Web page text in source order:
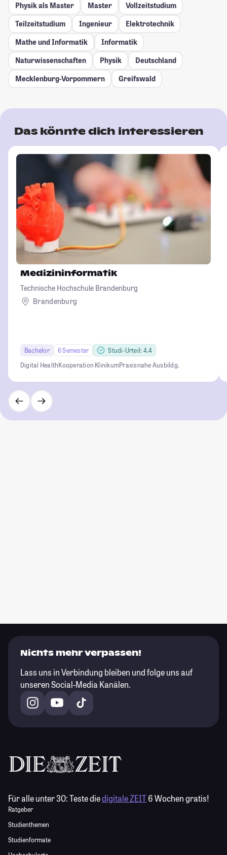
Physik als Master
Master
Vollzeitstudium
Teilzeitstudium
Ingenieur
Elektrotechnik
Mathe und Informatik
Informatik
Naturwissenschaften
Physik
Deutschland
Mecklenburg-Vorpommern
Greifswald
Das könnte dich interessieren
Medizininformatik
Technische Hochschule Brandenburg
Brandenburg
Bachelor 6 Semester
Studi-Urteil: 4.4
Digital HealthKooperation KlinikumPraxisnahe Ausbildg.
Nichts mehr verpassen!
Lass uns in Verbindung bleiben und folge uns auf
unseren Social-Media Kanälen.
Für alle unter 30:Teste diedigitale ZEIT6 Wochen gratis!
Ratgeber
Studienthemen
Studienformate